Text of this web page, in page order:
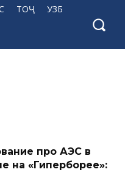
ТОҶ УЗБ
про АЭС в
на «Гиперборее»: